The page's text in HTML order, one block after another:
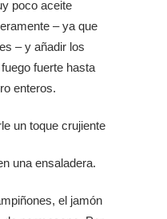
poco aceite
– ya que
– y añadir los
fuerte hasta
enteros.
un toque crujiente
una ensaladera.
el jamón